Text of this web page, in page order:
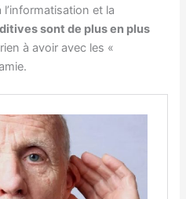
l’informatisation et la
sont de plus en plus
à avoir avec les «